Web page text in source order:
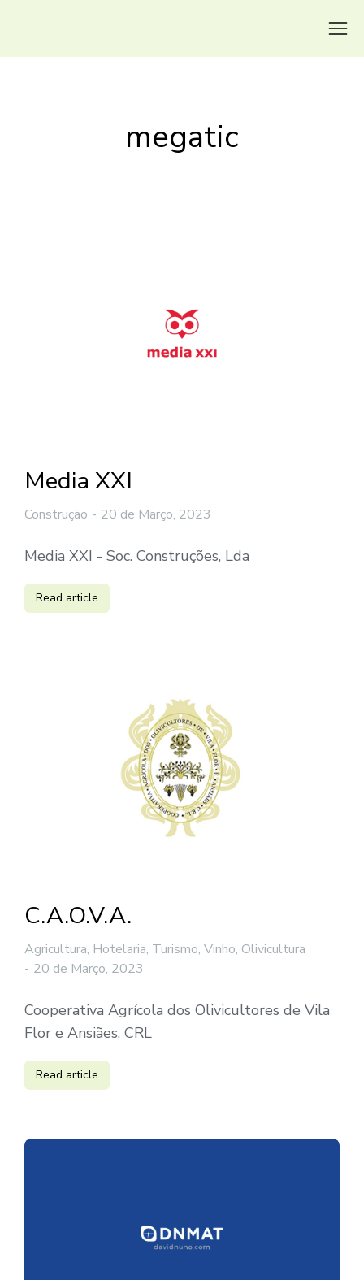
megatic
Media XXI
Construção 20 de Março, 2023
Media XXI - Soc. Construções, Lda
Read article
C.A.O.V.A.
Agricultura, Hotelaria, Turismo, Vinho, Olivicultura
20 de Março, 2023
Cooperativa Agrícola dos Olivicultores de Vila
Flor e Ansiães, CRL
Read article